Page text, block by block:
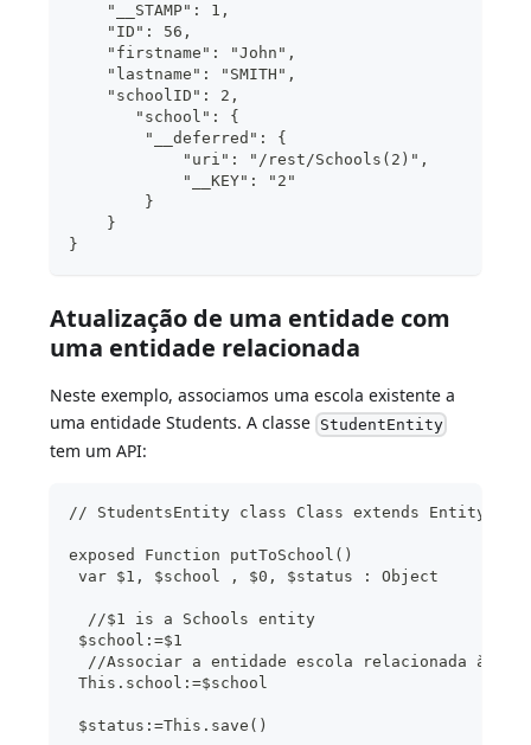
    "__STAMP": 1,
    "ID": 56,
    "firstname": "John",
    "lastname": "SMITH",
    "schoolID": 2,
       "school": {
        "__deferred": {
            "uri": "/rest/Schools(2)",
            "__KEY": "2"
        }
    }
}
Atualização de uma entidade com
uma entidade relacionada
Neste exemplo, associamos uma escola existente a
uma entidade Students. A classe StudentEntity
tem um API:
// StudentsEntity class Class extends Entity
exposed Function putToSchool()
var $1, $school , $0, $status : Object
  //$1 is a Schools entity
$school:=$1
//Associar a entidade escola relacionada à
This.school:=$school
$status:=This.save()